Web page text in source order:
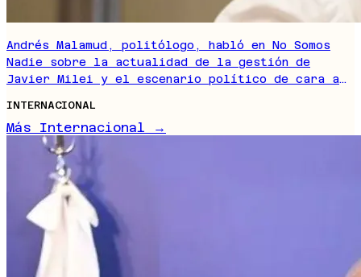
Andrés Malamud, politólogo, habló en No Somos
Nadie sobre la actualidad de la gestión de
Javier Milei y el escenario político de cara a
INTERNACIONAL
Más Internacional →